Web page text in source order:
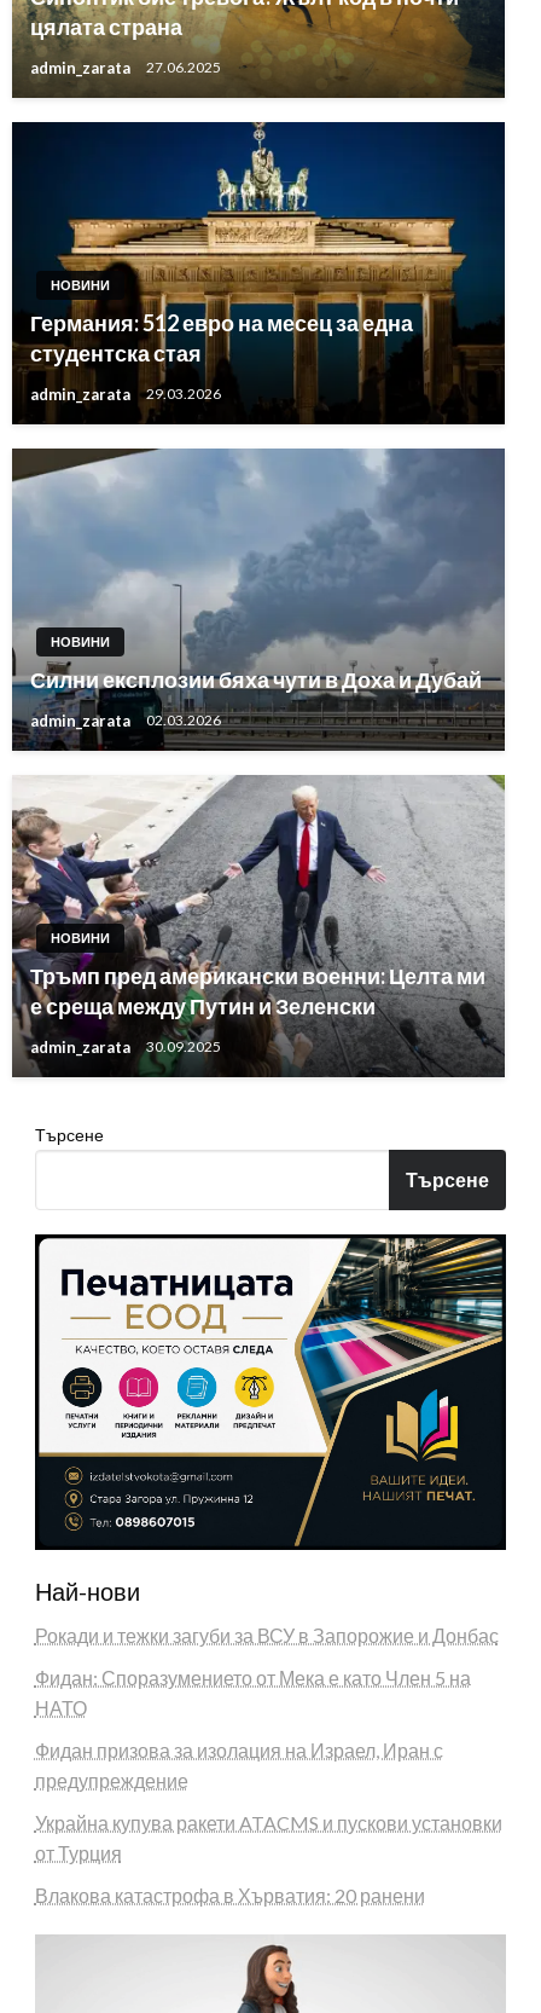
цялата страна
admin_zarata 27.06.2025
НОВИНИ
Германия: 512 евро на месец за една
студентска стая
admin_zarata 29.03.2026
НОВИНИ
Силни експлозии бяха чути в Доха и Дубай
admin_zarata 02.03.2026
НОВИНИ
Тръмп пред американски военни: Целта ми
е среща между Путин и Зеленски
admin_zarata 30.09.2025
Търсене
Търсене
Най-нови
Рокади и тежки загуби за ВСУ в Запорожие и Донбас
Фидан: Споразумението от Мека е като Член 5 на
НАТО
Фидан призова за изолация на Израел, Иран с
предупреждение
Украйна купува ракети ATACMS и пускови установки
от Турция
Влакова катастрофа в Хърватия: 20 ранени